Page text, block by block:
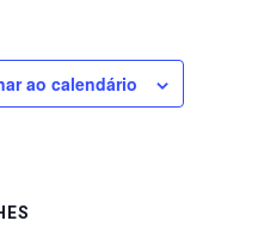
ao calendário